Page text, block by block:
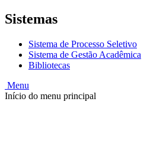
Sistemas
Sistema de Processo Seletivo
Sistema de Gestão Acadêmica
Bibliotecas
Menu
Início do menu principal